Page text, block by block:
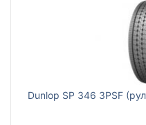
Dunlop SP 346 3PSF